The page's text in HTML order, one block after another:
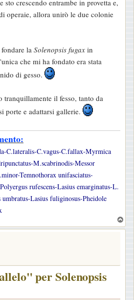
sto crescendo entrambe in provetta e,
operaie, allora unirò le due colonie
la Solenopsis fugax in
che mi ha fondato era stata
di gesso.
tranquillamente il fesso, tanto da
porte e adattarsi gallerie.
C.lateralis-C.vagus-C.fallax-Myrmica
M.scabrinodis-Messor
Temnothorax unifasciatus-
rufescens-Lasius emarginatus-L.
Lasius fuliginosus-Pheidole
o
per Solenopsis